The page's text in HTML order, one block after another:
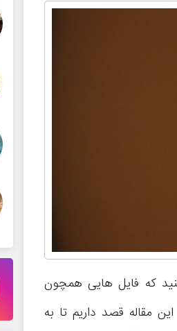
که فایل هایی همچون
مقاله قصد داریم تا به